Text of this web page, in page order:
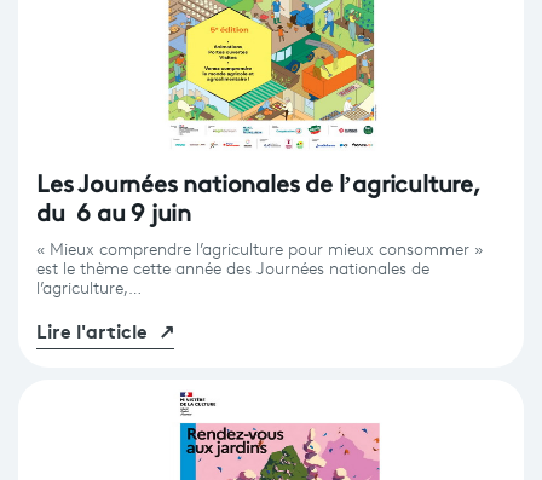
Les Journées nationales de l’agriculture,
du 6 au 9 juin
« Mieux comprendre l’agriculture pour mieux consommer »
est le thème cette année des Journées nationales de
l’agriculture,…
Lire l'article ↗